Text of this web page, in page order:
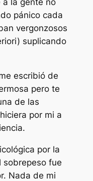
a la gente no
pánico cada
vergonzosos
suplicando
escribió de
pero te
de las
por mi a
por la
sobrepeso fue
Nada de mi